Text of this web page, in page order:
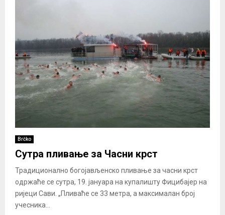
Brčko
Сутра пливање за Часни крст
Традиционално богојављенско пливање за часни крст
одржаће се сутра, 19. јануара на купалишту Фицибајер на
ријеци Сави. „Пливаће се 33 метра, а максималан број
учесника...